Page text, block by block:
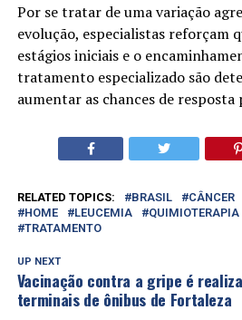
Por se tratar de uma variação
evolução, especialistas reforçam
estágios iniciais e o
tratamento especializado são
aumentar as chances de
RELATED TOPICS: BRASIL CÂNCER
HOME
LEUCEMIA QUIMIOTERAPIA
TRATAMENTO
UP NEXT
Vacinação contra a gripe é
terminais de ônibus de Fortaleza